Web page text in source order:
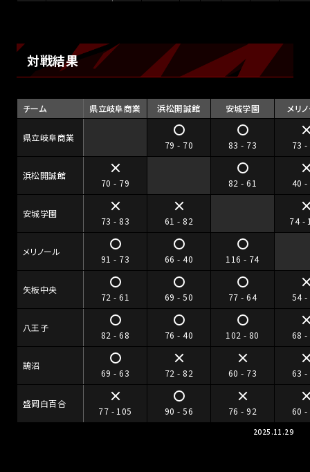
対戦結果
チーム 県立岐阜商業 浜松開誠館 安城学園 メリ
県立岐阜商業
79 - 70 83 - 73 73
浜松開誠館
70 - 79 82 - 61 40 -
安城学園
73 - 83 61 - 82 74 -
メリノール
91 - 73 66 - 40 116 - 74
矢板中央
72 - 61 69 - 50 77 - 64 54 -
八王子
82 - 68 76 - 40 102 - 80 68 -
鵠沼
69 - 63 72 - 82 60 - 73 63 -
盛岡白百合
77 - 105 90 - 56 76 - 92 60 -
2025.11.29